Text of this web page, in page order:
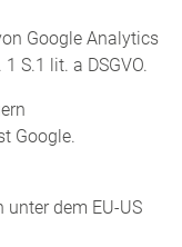
Google Analytics
S.1 lit. a DSGVO.
Google.
unter dem EU-US